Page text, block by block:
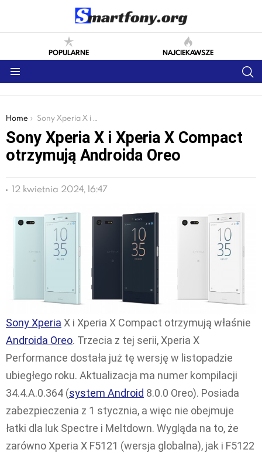
POPULARNE NAJCIEKAWSZE
You are here:
Home Sony Xperia X i Xperia X Compact otrzymują Androida Oreo
Sony Xperia X i Xperia X Compact
otrzymują Androida Oreo
12 kwietnia 2024, 16:47
Sony Xperia X i Xperia X Compact otrzymują właśnie
Androida Oreo. Trzecia z tej serii, Xperia X
Performance dostała już tę wersję w listopadzie
ubiegłego roku. Aktualizacja ma numer kompilacji
34.4.A.0.364 (system Android 8.0.0 Oreo). Posiada
zabezpieczenia z 1 stycznia, a więc nie obejmuje
łatki dla luk Spectre i Meltdown. Wygląda na to, że
zarówno Xperia X F5121 (wersja globalna), jak i F5122